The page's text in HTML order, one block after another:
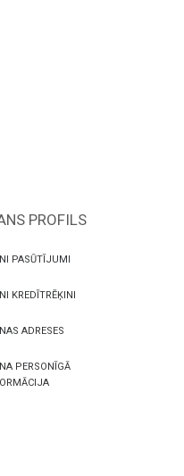
PROFILS
PASŪTĪJUMI
KREDĪTRĒĶINI
ADRESES
PERSONĪGĀ